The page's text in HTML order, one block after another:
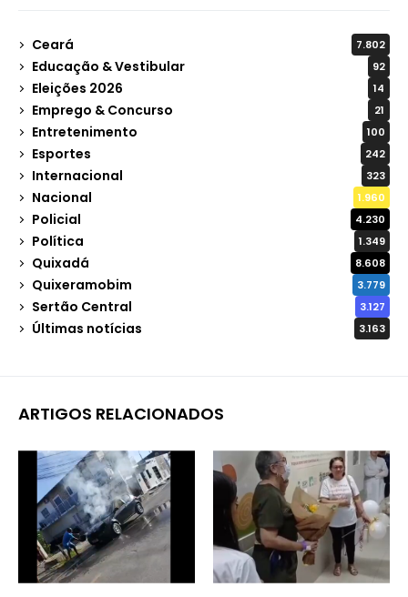
Ceará 7.802
Educação & Vestibular 92
Eleições 2026 14
Emprego & Concurso 21
Entretenimento 100
Esportes 242
Internacional 323
Nacional 1.960
Policial 4.230
Política 1.349
Quixadá 8.608
Quixeramobim 3.779
Sertão Central 3.127
Últimas notícias 3.163
ARTIGOS RELACIONADOS